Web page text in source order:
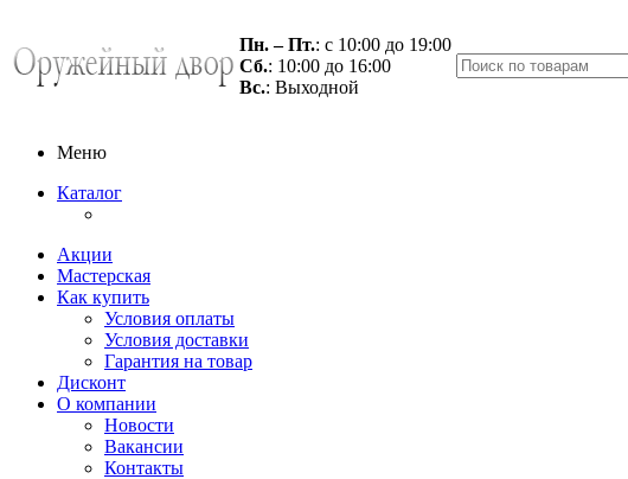
Пн. – Пт.: с 10:00 до 19:00
Сб.: 10:00 до 16:00
Вс.: Выходной
Меню
Каталог
Акции
Мастерская
Как купить
Условия оплаты
Условия доставки
Гарантия на товар
Дисконт
О компании
Новости
Вакансии
Контакты